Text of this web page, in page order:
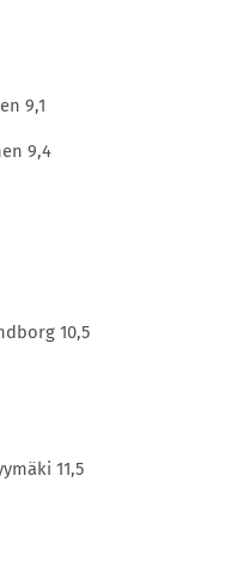
9,1
9,4
10,5
11,5